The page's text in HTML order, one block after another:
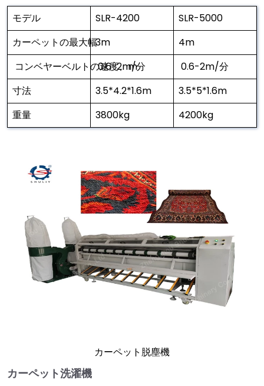
モデル SLR-4200
SLR-5000
カーペットの最大幅3m
4m
コンベヤーベルトの速度、m
0.6-2m/分
0.6-2m/分
寸法
3.5*4.2*1.6m
3.5*5*1.6m
重量
3800kg 4200kg
カーペット脱塵機
カーペット洗濯機